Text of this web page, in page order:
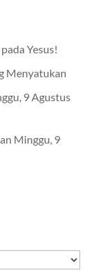
Yesus!
Menyatukan
9 Agustus
Minggu, 9